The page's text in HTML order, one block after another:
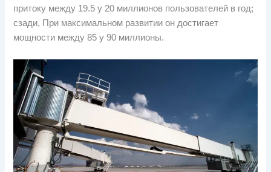
притоку между 19.5 у 20 миллионов пользователей в год;
сзади, При максимальном развитии он достигает
мощности между 85 у 90 миллионы.